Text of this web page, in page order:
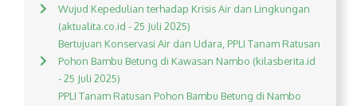
Wujud Kepedulian terhadap Krisis Air dan Lingkungan
(aktualita.co.id - 25 Juli 2025)
Bertujuan Konservasi Air dan Udara, PPLI Tanam Ratusan
Pohon Bambu Betung di Kawasan Nambo (kilasberita.id
- 25 Juli 2025)
PPLI Tanam Ratusan Pohon Bambu Betung di Nambo